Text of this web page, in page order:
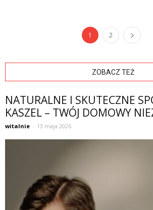
1 2
ZOBACZ TEŻ
NATURALNE I SKUTECZNE
KASZEL – TWÓJ DOMOWY
witalnie - 13 maja 2026